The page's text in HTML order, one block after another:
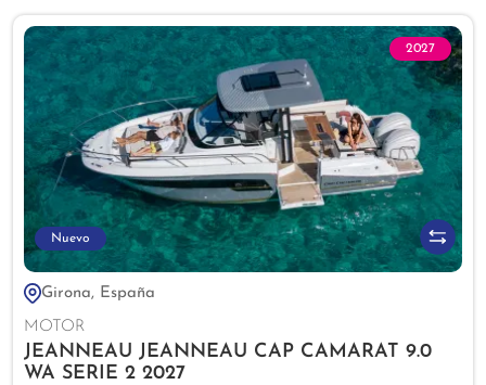
2027
Nuevo
Girona, España
MOTOR
JEANNEAU JEANNEAU CAP CAMARAT 9.0
WA SERIE 2 2027